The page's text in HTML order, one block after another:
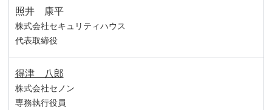
照井 康平
株式会社セキュリティハウス
代表取締役
得津 八郎
株式会社セノン
専務執行役員